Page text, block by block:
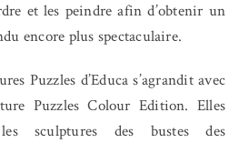
et les peindre afin d’obtenir un
encore plus spectaculaire.
Puzzles d’Educa s’agrandit avec
Puzzles Colour Edition. Elles
sculptures des bustes des